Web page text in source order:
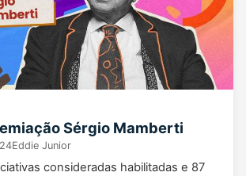
Sérgio Mamberti
Eddie Junior
consideradas habilitadas e 87